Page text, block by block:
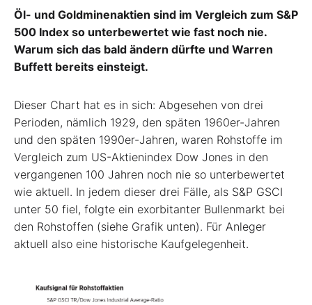
Kontakt
Öl- und Goldminenaktien sind im Vergleich zum S&P
500 Index so unterbewertet wie fast noch nie.
Warum sich das bald ändern dürfte und Warren
Buffett bereits einsteigt.
Dieser Chart hat es in sich: Abgesehen von drei
Perioden, nämlich 1929, den späten 1960er-Jahren
und den späten 1990er-Jahren, waren Rohstoffe im
Vergleich zum US-Aktienindex Dow Jones in den
vergangenen 100 Jahren noch nie so unterbewertet
wie aktuell. In jedem dieser drei Fälle, als S&P GSCI
unter 50 fiel, folgte ein exorbitanter Bullenmarkt bei
den Rohstoffen (siehe Grafik unten). Für Anleger
aktuell also eine historische Kaufgelegenheit.